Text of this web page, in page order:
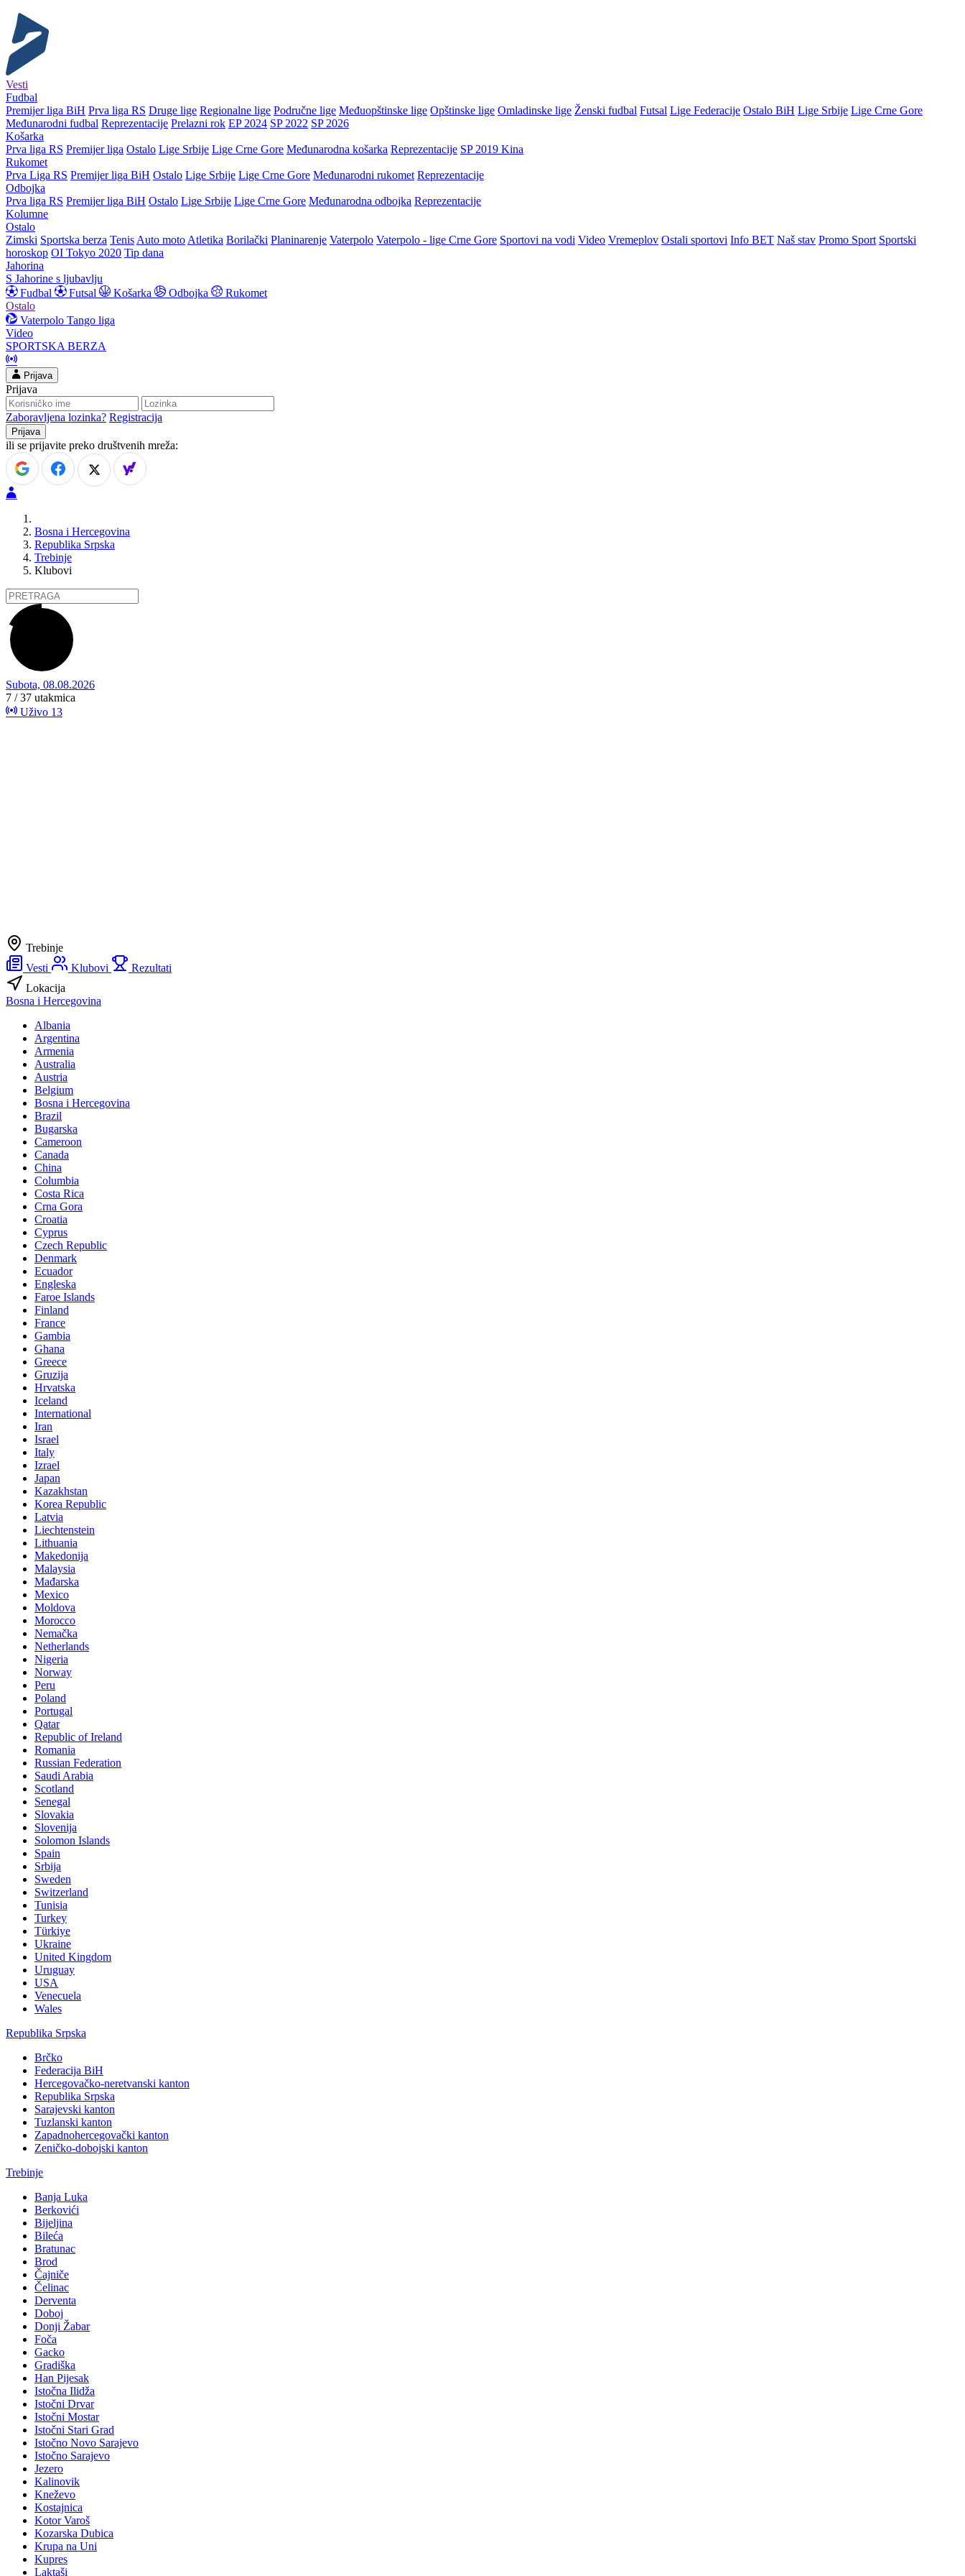
Vesti
Fudbal
Premijer liga BiH Prva liga RS Druge lige Regionalne lige Područne lige Međuopštinske lige Opštinske lige Omladinske lige Ženski fudbal Futsal Lige Federacije Ostalo BiH Lige Srbije Lige Crne Gore
Međunarodni fudbal Reprezentacije Prelazni rok EP 2024 SP 2022 SP 2026
Košarka
Prva liga RS Premijer liga Ostalo Lige Srbije Lige Crne Gore Međunarodna košarka Reprezentacije SP 2019 Kina
Rukomet
Prva Liga RS Premijer liga BiH Ostalo Lige Srbije Lige Crne Gore Međunarodni rukomet Reprezentacije
Odbojka
Prva liga RS Premijer liga BiH Ostalo Lige Srbije Lige Crne Gore Međunarodna odbojka Reprezentacije
Kolumne
Ostalo
Zimski Sportska berza Tenis Auto moto Atletika Borilački Planinarenje Vaterpolo Vaterpolo - lige Crne Gore Sportovi na vodi Video Vremeplov Ostali sportovi Info BET Naš stav Promo Sport Sportski
horoskop OI Tokyo 2020 Tip dana
Jahorina
S Jahorine s ljubavlju
Fudbal
Futsal Košarka Odbojka
Rukomet
Ostalo
Vaterpolo Tango liga
Video
SPORTSKA BERZA
Prijava
Prijava
Zaboravljena lozinka? Registracija
ili se prijavite preko društvenih mreža:
Bosna i Hercegovina
Republika Srpska
Trebinje
Klubovi
Subota, 08.08.2026
7 / 37 utakmica
Uživo 13
Trebinje
Vesti
Klubovi
Rezultati
Lokacija
Bosna i Hercegovina
Albania
Argentina
Armenia
Australia
Austria
Belgium
Bosna i Hercegovina
Brazil
Bugarska
Cameroon
Canada
China
Columbia
Costa Rica
Crna Gora
Croatia
Cyprus
Czech Republic
Denmark
Ecuador
Engleska
Faroe Islands
Finland
France
Gambia
Ghana
Greece
Gruzija
Hrvatska
Iceland
International
Iran
Israel
Italy
Izrael
Japan
Kazakhstan
Korea Republic
Latvia
Liechtenstein
Lithuania
Makedonija
Malaysia
Mađarska
Mexico
Moldova
Morocco
Nemačka
Netherlands
Nigeria
Norway
Peru
Poland
Portugal
Qatar
Republic of Ireland
Romania
Russian Federation
Saudi Arabia
Scotland
Senegal
Slovakia
Slovenija
Solomon Islands
Spain
Srbija
Sweden
Switzerland
Tunisia
Turkey
Türkiye
Ukraine
United Kingdom
Uruguay
USA
Venecuela
Wales
Republika Srpska
Brčko
Federacija BiH
Hercegovačko-neretvanski kanton
Republika Srpska
Sarajevski kanton
Tuzlanski kanton
Zapadnohercegovački kanton
Zeničko-dobojski kanton
Trebinje
Banja Luka
Berkovići
Bijeljina
Bileća
Bratunac
Brod
Čajniče
Čelinac
Derventa
Doboj
Donji Žabar
Foča
Gacko
Gradiška
Han Pijesak
Istočna Ilidža
Istočni Drvar
Istočni Mostar
Istočni Stari Grad
Istočno Novo Sarajevo
Istočno Sarajevo
Jezero
Kalinovik
Kneževo
Kostajnica
Kotor Varoš
Kozarska Dubica
Krupa na Uni
Kupres
Laktaši